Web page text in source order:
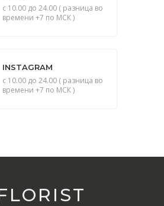
с 10.00 до 24.00 ( разница во
времени +7 по МСК )
INSTAGRAM
с 10.00 до 24.00 ( разница во
времени +7 по МСК )
FLORIST